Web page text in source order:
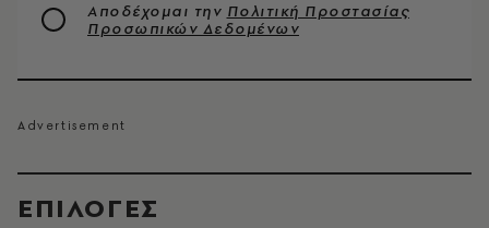
EΠΙΛΟΓΈΣ
Αποδέχομαι την Πολιτική Προστασίας
Προσωπικών Δεδομένων